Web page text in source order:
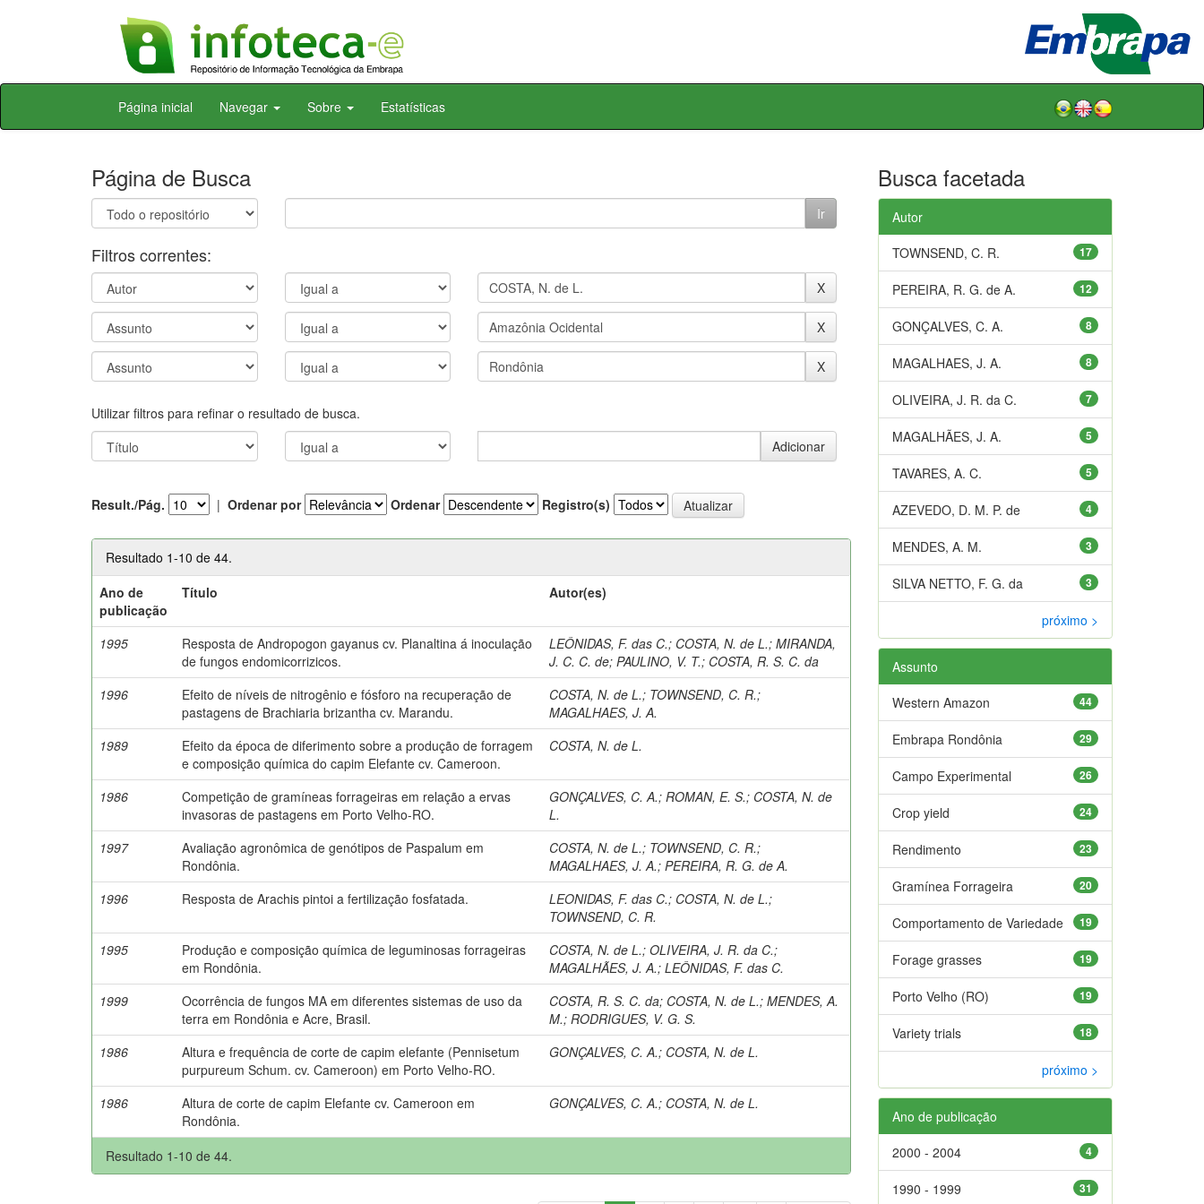
Skip
Página inicial Navegar Sobre Estatísticas
Página de Busca
Filtros correntes:
Utilizar filtros para refinar o resultado de busca.
Result./Pág. | Ordenar por Ordenar Registro(s)
Resultado 1-10 de 44.
Ano de
publicação
Título Autor(es)
1995
Resposta de Andropogon gayanus cv. Planaltina á inoculação
de fungos endomicorrizicos.
LEÔNIDAS, F. das C.; COSTA, N. de L.;MIRANDA,
J. C. C. de;PAULINO, V. T.; COSTA, R. S. C. da
1996
Efeito de níveis de nitrogênio e fósforo na recuperação de
pastagens de Brachiaria brizantha cv. Marandu.
COSTA, N. de L.; TOWNSEND, C. R.;
MAGALHAES, J. A.
1989
Efeito da época de diferimento sobre a produção de forragem
e composição química do capim Elefante cv. Cameroon.
COSTA, N. de L.
1986
Competição de gramíneas forrageiras em relação a ervas
invasoras de pastagens em Porto Velho-RO.
GONÇALVES, C. A.; ROMAN, E. S.; COSTA, N. de
L.
1997
Avaliação agronômica de genótipos de Paspalum em
Rondônia.
COSTA, N. de L.; TOWNSEND, C. R.;
MAGALHAES, J. A.;PEREIRA, R. G. de A.
1996
Resposta de Arachis pintoi a fertilização fosfatada. LEONIDAS, F. das C.; COSTA, N. de L.;
TOWNSEND, C. R.
1995
Produção e composição química de leguminosas forrageiras
em Rondônia.
COSTA, N. de L.;OLIVEIRA, J. R. da C.;
MAGALHÃES, J. A.;LEÔNIDAS, F. das C.
1999
Ocorrência de fungos MA em diferentes sistemas de uso da
terra em Rondônia e Acre, Brasil.
COSTA, R. S. C. da; COSTA, N. de L.;MENDES, A.
M.; RODRIGUES, V. G. S.
1986
Altura e frequência de corte de capim elefante (Pennisetum
purpureum Schum. cv. Cameroon) em Porto Velho-RO.
GONÇALVES, C. A.; COSTA, N. de L.
1986
Altura de corte de capim Elefante cv. Cameroon em
Rondônia.
GONÇALVES, C. A.; COSTA, N. de L.
Resultado 1-10 de 44.
Busca facetada
Autor
17
TOWNSEND, C. R.
12
PEREIRA, R. G. de A.
8
GONÇALVES, C. A.
8
MAGALHAES, J. A.
7
OLIVEIRA, J. R. da C.
5
MAGALHÃES, J. A.
5
TAVARES, A. C.
4
AZEVEDO, D. M. P. de
3
MENDES, A. M.
3
SILVA NETTO, F. G. da
próximo >
Assunto
44
Western Amazon
29
Embrapa Rondônia
26
Campo Experimental
24
Crop yield
23
Rendimento
20
Gramínea Forrageira
19
Comportamento de Variedade
19
Forage grasses
19
Porto Velho (RO)
18
Variety trials
próximo >
Ano de publicação
4
2000 - 2004
31
1990 - 1999